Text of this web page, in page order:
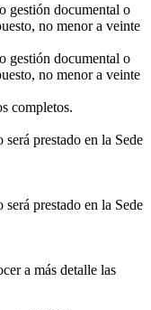
gestión documental o
no menor a veinte
gestión documental o
no menor a veinte
completos.
prestado en la Sede
prestado en la Sede
a más detalle las